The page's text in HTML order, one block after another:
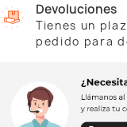
Devoluciones
Tienes un
pedido para